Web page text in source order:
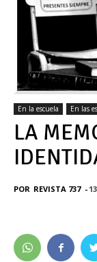
En la escuela En las
LA
POR REVISTA 737 -